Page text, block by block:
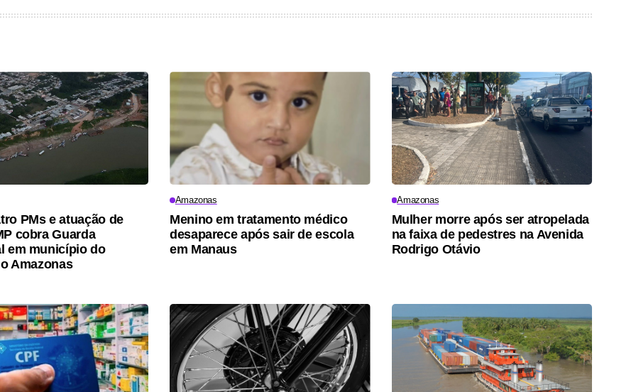
PMs e atuação de
cobra Guarda
em município do
Amazonas
Amazonas
Menino em tratamento médico
desaparece após sair de escola
em Manaus
Amazonas
Mulher morre após ser atropelada
na faixa de pedestres na Avenida
Rodrigo Otávio